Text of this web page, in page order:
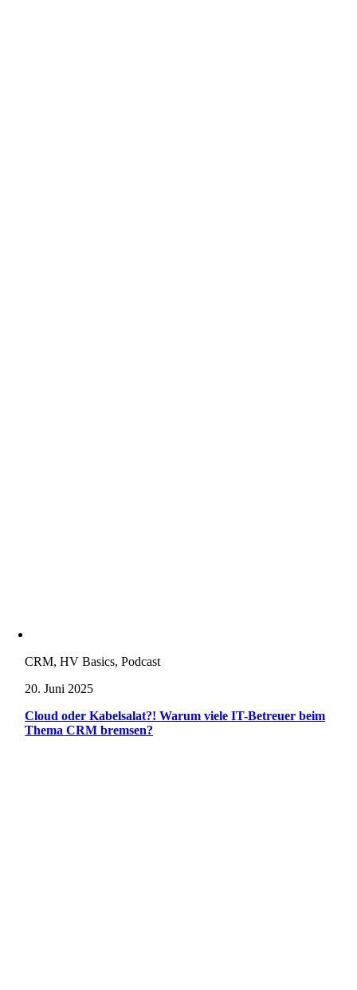
CRM, HV Basics, Podcast
20. Juni 2025
Cloud oder Kabelsalat?! Warum viele IT-Betreuer beim
Thema CRM bremsen?